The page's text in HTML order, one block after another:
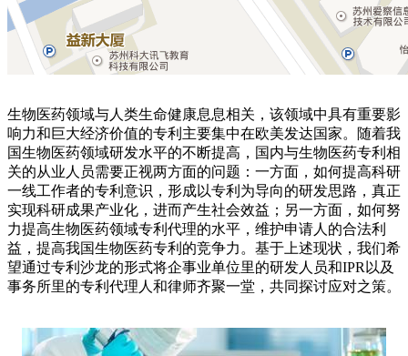
生物医药领域与人类生命健康息息相关，该领域中具有重要影
响力和巨大经济价值的专利主要集中在欧美发达国家。随着我
国生物医药领域研发水平的不断提高，国内与生物医药专利相
关的从业人员需要正视两方面的问题：一方面，如何提高科研
一线工作者的专利意识，形成以专利为导向的研发思路，真正
实现科研成果产业化，进而产生社会效益；另一方面，如何努
力提高生物医药领域专利代理的水平，维护申请人的合法利
益，提高我国生物医药专利的竞争力。基于上述现状，我们希
望通过专利沙龙的形式将企事业单位里的研发人员和IPR以及
事务所里的专利代理人和律师齐聚一堂，共同探讨应对之策。